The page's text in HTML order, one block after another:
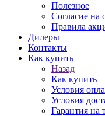
Полезное
Согласие на
Правила
Дилеры
Контакты
Как купить
Назад
Как купить
Условия
Условия
Гарантия на